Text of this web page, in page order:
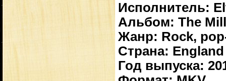
Исполнитель:
Альбом: The
Жанр: Rock,
Страна: England
Год выпуска: